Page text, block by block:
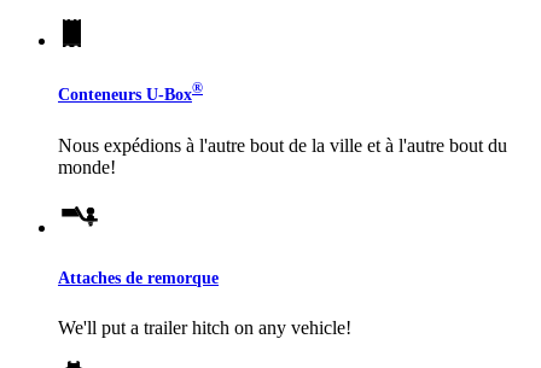
Conteneurs U-Box®
Nous expédions à l'autre bout de la ville et à l'autre bout du
monde!
Attaches de remorque
We'll put a trailer hitch on any vehicle!